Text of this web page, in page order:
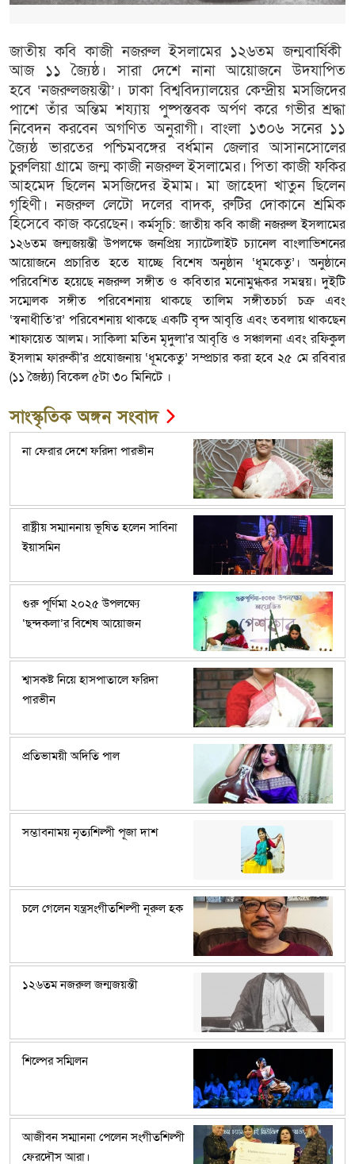
জাতীয় কবি কাজী নজরুল ইসলামের ১২৬তম জন্মবার্ষিকী
আজ ১১ জ্যৈষ্ঠ। সারা দেশে নানা আয়োজনে উদযাপিত
হবে ‘নজরুলজয়ন্তী’ । ঢাকা বিশ্ববিদ্যালয়ের কেন্দ্রীয় মসজিদের
পাশে তাঁর অন্তিম শয্যায় পুষ্পস্তবক অর্পণ করে গভীর শ্রদ্ধা
নিবেদন করবেন অগণিত অনুরাগী।বাংলা ১৩০৬ সনের ১১
জ্যৈষ্ঠ ভারতের পশ্চিমবঙ্গের বর্ধমান জেলার আসানসোলের
চুরুলিয়া গ্রামে জন্ম কাজী নজরুল ইসলামের। পিতা কাজী ফকির
আহমেদ ছিলেন মসজিদের ইমাম। মা জাহেদা খাতুন ছিলেন
গৃহিণী। নজরুল লেটো দলের বাদক,রুটির দোকানে শ্রমিক
হিসেবে কাজ করেছেন।কর্মসূচি: জাতীয় কবি কাজী নজরুল ইসলামের
১২৬তম জন্মজয়ন্তী উপলক্ষে জনপ্রিয় স্যাটেলাইট চ্যানেল বাংলাভিশনের
আয়োজনে প্রচারিত হতে যাচ্ছে বিশেষ অনুষ্ঠান ‘ধূমকেতু’। অনুষ্ঠানে
পরিবেশিত হয়েছে নজরুল সঙ্গীত ও কবিতার মনোমুগ্ধকর সমন্বয়। দুইটি
সম্মেলক সঙ্গীত পরিবেশনায় থাকছে তালিম সঙ্গীতচর্চা চক্র এবং
‘স্বনাধীতি’র’ পরিবেশনায় থাকছে একটি বৃন্দ আবৃত্তি এবং তবলায় থাকছেন
শাফায়েত আলম। সাকিলা মতিন মৃদুলা'র আবৃত্তি ও সঞ্চালনা এবং রফিকুল
ইসলাম ফারুকী'র প্রযোজনায় ‘ধূমকেতু’ সম্প্রচার করা হবে ২৫ মে রবিবার
(১১ জৈষ্ঠ্য) বিকেল ৫টা ৩০ মিনিটে ।
সাংস্কৃতিক অঙ্গন সংবাদ
না ফেরার দেশে ফরিদা পারভীন
রাষ্ট্রীয় সম্মাননায় ভূষিত হলেন সাবিনা
ইয়াসমিন
গুরু পূর্ণিমা ২০২৫ উপলক্ষ্যে
‘ছন্দকলা’র বিশেষ আয়োজন
শ্বাসকষ্ট নিয়ে হাসপাতালে ফরিদা
পারভীন
প্রতিভাময়ী অদিতি পাল
সম্ভাবনাময় নৃত্যশিল্পী পূজা দাশ
চলে গেলেন যন্ত্রসংগীতশিল্পী নূরুল হক
১২৬তম নজরুল জন্মজয়ন্তী
শিল্পের সম্মিলন
আজীবন সম্মাননা পেলেন সংগীতশিল্পী
ফেরদৌস আরা।